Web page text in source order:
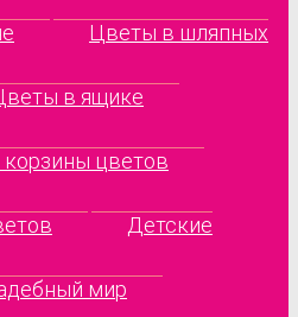
Цветы в шляпных
в ящике
цветов
Детские
мир